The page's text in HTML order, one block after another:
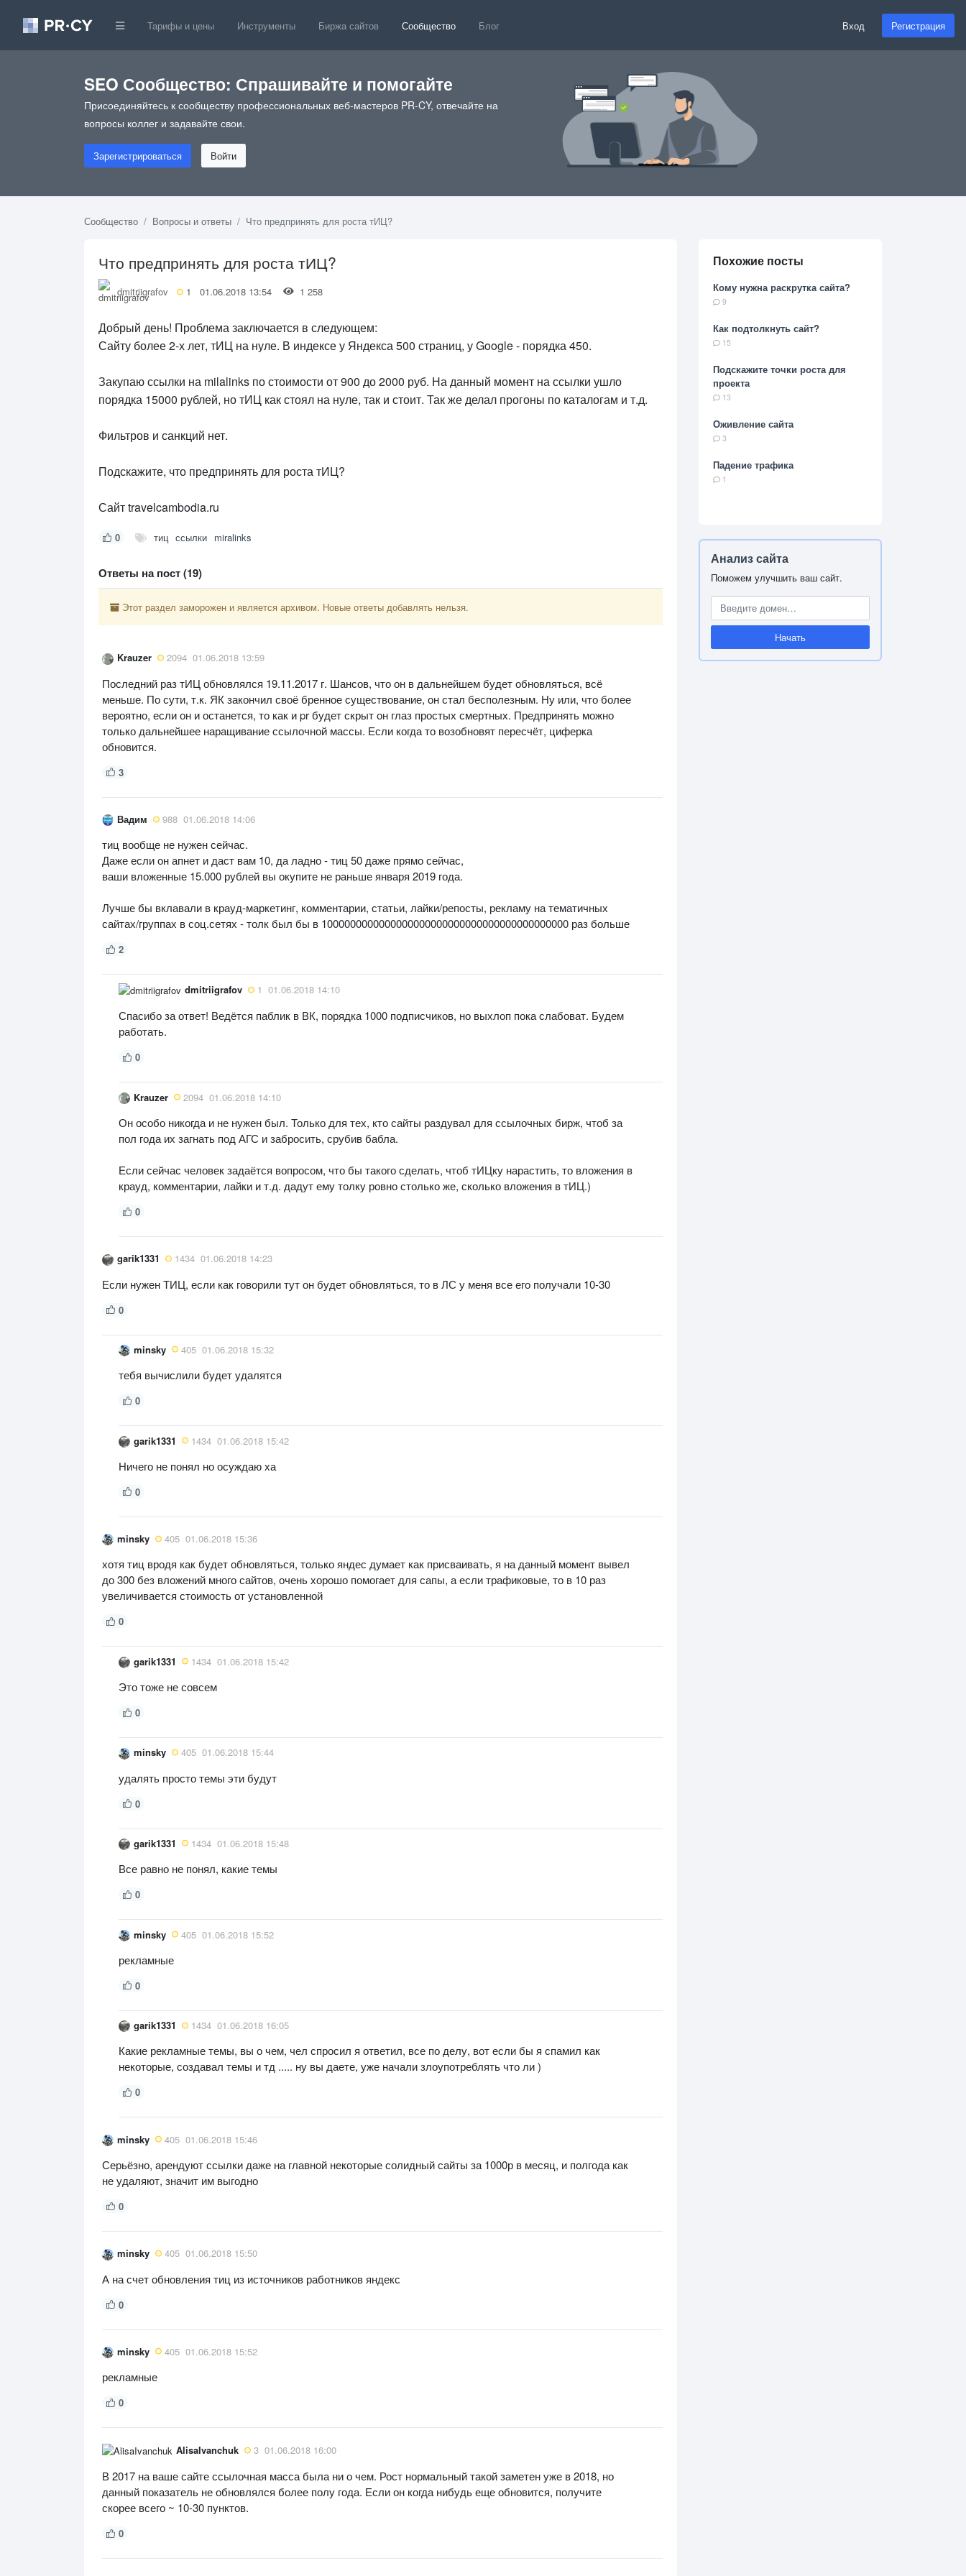
Тарифы и цены Инструменты Биржа сайтов Сообщество Блог Вход Регистрация
SEO Сообщество: Спрашивайте и помогайте
Присоединяйтесь к сообществу профессиональных веб-мастеров PR-CY, отвечайте на
вопросы коллег и задавайте свои.
Зарегистрироваться Войти
Сообщество Вопросы и ответы Что предпринять для роста тИЦ?
Что предпринять для роста тИЦ?
dmitriigrafov 1 01.06.2018 13:54 1 258
Добрый день! Проблема заключается в следующем:
Сайту более 2-х лет, тИЦ на нуле. В индексе у Яндекса 500 страниц, у Google - порядка 450.
Закупаю ссылки на milalinks по стоимости от 900 до 2000 руб. На данный момент на ссылки ушло
порядка 15000 рублей, но тИЦ как стоял на нуле, так и стоит. Так же делал прогоны по каталогам и т.д.
Фильтров и санкций нет.
Подскажите, что предпринять для роста тИЦ?
Сайт travelcambodia.ru
0 тиц ссылки miralinks
Ответы на пост (19)
Этот раздел заморожен и является архивом. Новые ответы добавлять нельзя.
Krauzer 2094 01.06.2018 13:59
Последний раз тИЦ обновлялся 19.11.2017 г. Шансов, что он в дальнейшем будет обновляться, всё
меньше. По сути, т.к. ЯК закончил своё бренное существование, он стал бесполезным. Ну или, что более
вероятно, если он и останется, то как и pr будет скрыт он глаз простых смертных. Предпринять можно
только дальнейшее наращивание ссылочной массы. Если когда то возобновят пересчёт, циферка
обновится.
3
Вадим 988 01.06.2018 14:06
тиц вообще не нужен сейчас.
Даже если он апнет и даст вам 10, да ладно - тиц 50 даже прямо сейчас,
ваши вложенные 15.000 рублей вы окупите не раньше января 2019 года.
Лучше бы вклавали в крауд-маркетинг, комментарии, статьи, лайки/репосты, рекламу на тематичных
сайтах/группах в соц.сетях - толк был бы в 1000000000000000000000000000000000000000000 раз больше
2
dmitriigrafov 1 01.06.2018 14:10
Спасибо за ответ! Ведётся паблик в ВК, порядка 1000 подписчиков, но выхлоп пока слабоват. Будем
работать.
0
Krauzer 2094 01.06.2018 14:10
Он особо никогда и не нужен был. Только для тех, кто сайты раздувал для ссылочных бирж, чтоб за
пол года их загнать под АГС и забросить, срубив бабла.
Если сейчас человек задаётся вопросом, что бы такого сделать, чтоб тИЦку нарастить, то вложения в
крауд, комментарии, лайки и т.д. дадут ему толку ровно столько же, сколько вложения в тИЦ.)
0
garik1331 1434 01.06.2018 14:23
Если нужен ТИЦ, если как говорили тут он будет обновляться, то в ЛС у меня все его получали 10-30
0
minsky 405 01.06.2018 15:32
тебя вычислили будет удалятся
0
garik1331 1434 01.06.2018 15:42
Ничего не понял но осуждаю ха
0
minsky 405 01.06.2018 15:36
хотя тиц вродя как будет обновляться, только яндес думает как присваивать, я на данный момент вывел
до 300 без вложений много сайтов, очень хорошо помогает для сапы, а если трафиковые, то в 10 раз
увеличивается стоимость от установленной
0
garik1331 1434 01.06.2018 15:42
Это тоже не совсем
0
minsky 405 01.06.2018 15:44
удалять просто темы эти будут
0
garik1331 1434 01.06.2018 15:48
Все равно не понял, какие темы
0
minsky 405 01.06.2018 15:52
рекламные
0
garik1331 1434 01.06.2018 16:05
Какие рекламные темы, вы о чем, чел спросил я ответил, все по делу, вот если бы я спамил как
некоторые, создавал темы и тд ..... ну вы даете, уже начали злоупотреблять что ли )
0
minsky 405 01.06.2018 15:46
Серьёзно, арендуют ссылки даже на главной некоторые солидный сайты за 1000р в месяц, и полгода как
не удаляют, значит им выгодно
0
minsky 405 01.06.2018 15:50
А на счет обновления тиц из источников работников яндекс
0
minsky 405 01.06.2018 15:52
рекламные
0
AlisaIvanchuk 3 01.06.2018 16:00
В 2017 на ваше сайте ссылочная масса была ни о чем. Рост нормальный такой заметен уже в 2018, но
данный показатель не обновлялся более полу года. Если он когда нибудь еще обновится, получите
скорее всего ~ 10-30 пунктов.
0
Похожие посты
Кому нужна раскрутка сайта?
9
Как подтолкнуть сайт?
15
Подскажите точки роста для
проекта
13
Оживление сайта
3
Падение трафика
1
Анализ сайта
Поможем улучшить ваш сайт.
Начать